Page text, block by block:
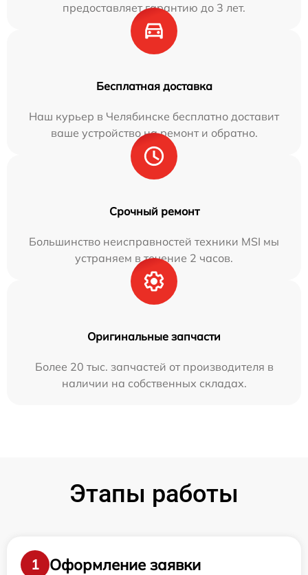
предоставляет гарантию до 3 лет.
Бесплатная доставка
Наш курьер в Челябинске бесплатно доставит
ваше устройство на ремонт и обратно.
Срочный ремонт
Большинство неисправностей техники MSI мы
устраняем в течение 2 часов.
Оригинальные запчасти
Более 20 тыс. запчастей от производителя в
наличии на собственных складах.
Этапы работы
1
Оформление заявки